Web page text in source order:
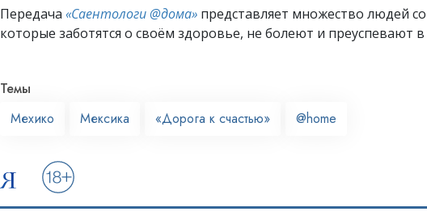
Передача «Саентологи @дома» представляет множество людей
которые заботятся о своём здоровье, не болеют и преуспевают
Темы
Мехико
Мексика «Дорога к счастью» @home